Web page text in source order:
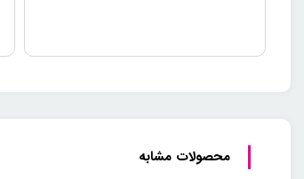
محصولات مشابه